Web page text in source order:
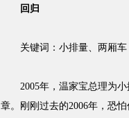
回归
关键词：小排量、两厢车
2005年，温家宝总理为小
章。刚刚过去的2006年，恐